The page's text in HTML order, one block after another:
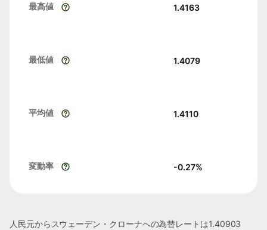
最高値 1.4163
最低値 1.4079
平均値 1.4110
変動率 -0.27%
人民元からスウェーデン・クローナへの為替レートは1.40903